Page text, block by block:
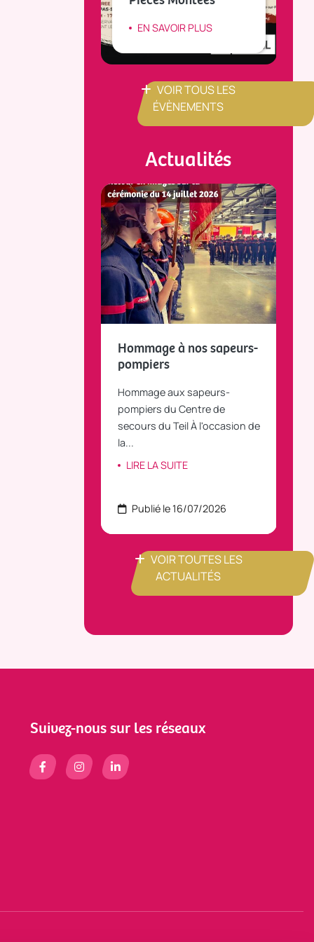
EN SAVOIR PLUS
VOIR TOUS LES
ÉVÈNEMENTS
Actualités
Hommage à nos sapeurs-
pompiers
Hommage aux sapeurs-
pompiers du Centre de
secours du Teil À l'occasion de
la...
LIRE LA SUITE
Publié le 16/07/2026
VOIR TOUTES LES
ACTUALITÉS
Suivez-nous sur les réseaux